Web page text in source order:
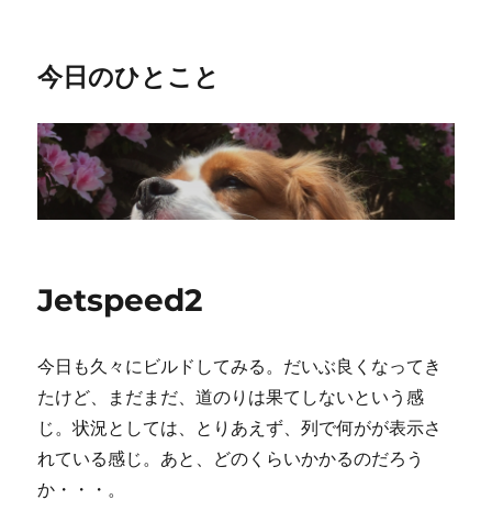
今日のひとこと
Jetspeed2
今日も久々にビルドしてみる。だいぶ良くなってき
たけど、まだまだ、道のりは果てしないという感
じ。状況としては、とりあえず、列で何がが表示さ
れている感じ。あと、どのくらいかかるのだろう
か・・・。